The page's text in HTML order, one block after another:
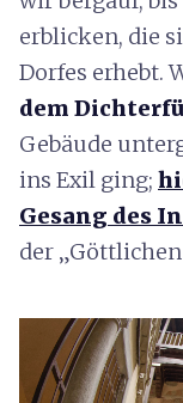
erblicken, die
Dorfes erhebt.
dem
Gebäude
ins Exil ging;
Gesang des
der